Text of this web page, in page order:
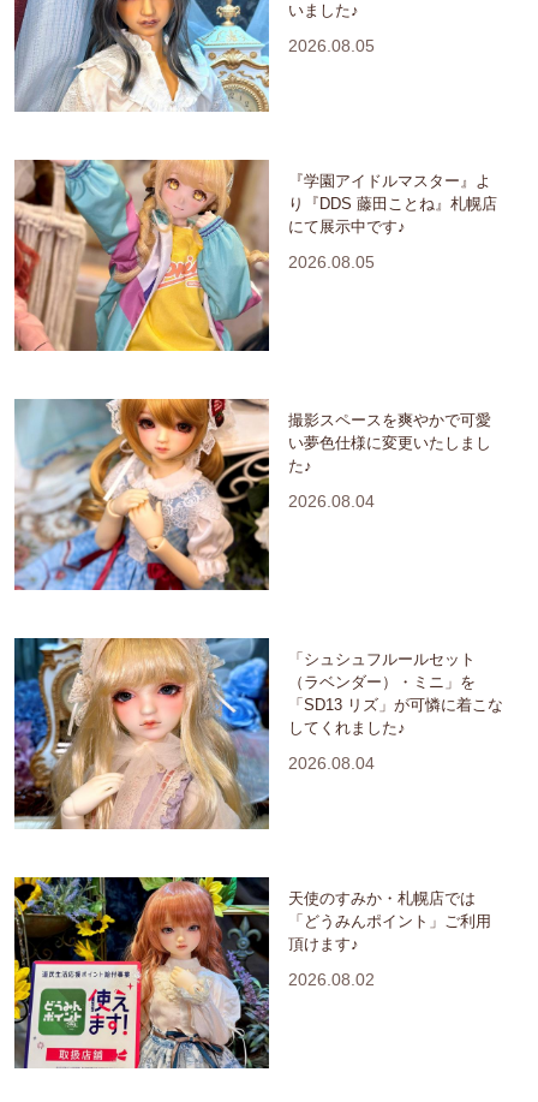
いました♪
2026.08.05
『学園アイドルマスター』よ
り『DDS 藤田ことね』札幌店
にて展示中です♪
2026.08.05
撮影スペースを爽やかで可愛
い夢色仕様に変更いたしまし
た♪
2026.08.04
「シュシュフルールセット
（ラベンダー）・ミニ」を
「SD13 リズ」が可憐に着こな
してくれました♪
2026.08.04
天使のすみか・札幌店では
「どうみんポイント」ご利用
頂けます♪
2026.08.02